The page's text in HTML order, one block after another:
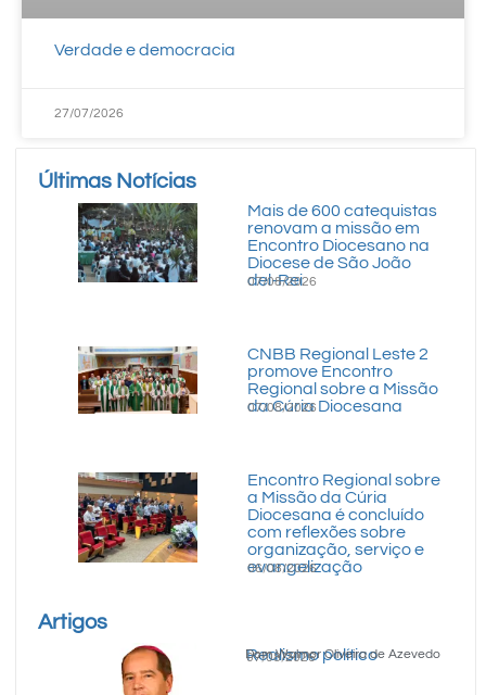
Verdade e democracia
27/07/2026
Últimas Notícias
Mais de 600 catequistas
renovam a missão em
Encontro Diocesano na
Diocese de São João
del-Rei
07/08/2026
CNBB Regional Leste 2
promove Encontro
Regional sobre a Missão
da Cúria Diocesana
07/08/2026
Encontro Regional sobre
a Missão da Cúria
Diocesana é concluído
com reflexões sobre
organização, serviço e
evangelização
06/08/2026
Artigos
Realismo político
Dom Walmor Oliveira de Azevedo
07/08/2026